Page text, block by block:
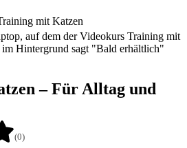
mit Katzen
– Für Alltag und
(0)